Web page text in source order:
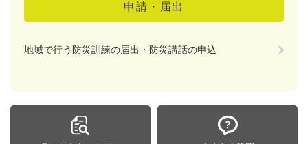
申請・届出
地域で行う防災訓練の届出・防災講話の申込